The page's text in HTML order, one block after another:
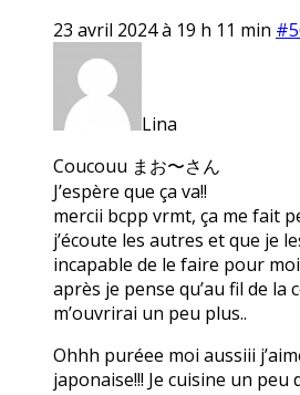
23 avril 2024 à 19 h 11 min
Lina
Coucouu まお〜さん
J’espère que ça va!!
mercii bcpp vrmt, ça me fait
j’écoute les autres et que je
incapable de le faire pour
après je pense qu’au fil de la
m’ouvrirai un peu plus..
Ohhh puréee moi aussiii
japonaise!!! Je cuisine un peu